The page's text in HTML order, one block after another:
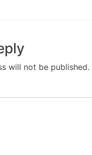
will not be published.